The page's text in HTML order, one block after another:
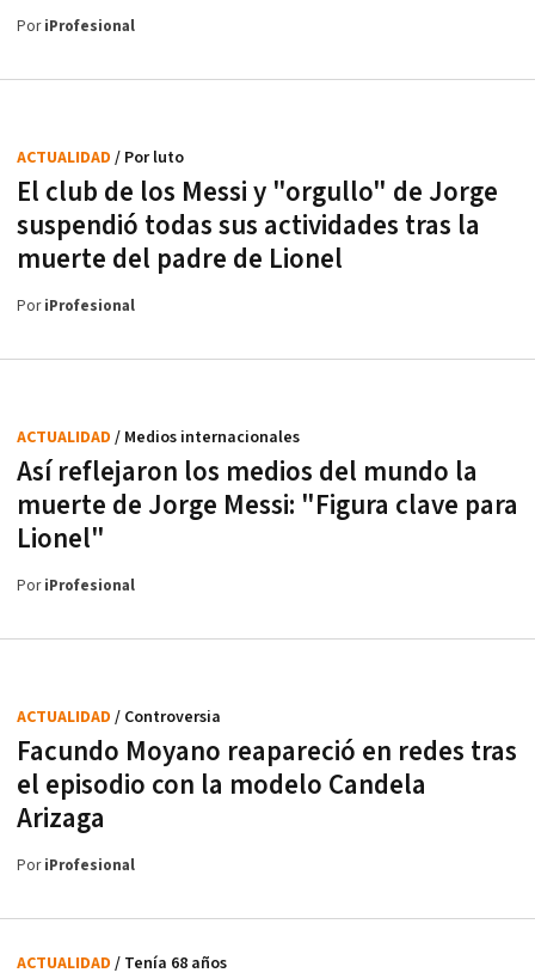
PoriProfesional
El club de los Messi y "orgullo" de Jorge
suspendió todas sus actividades tras la
muerte del padre de Lionel
ACTUALIDAD / Por luto
PoriProfesional
Así reflejaron los medios del mundo la
muerte de Jorge Messi: "Figura clave para
Lionel"
ACTUALIDAD / Medios internacionales
PoriProfesional
Facundo Moyano reapareció en redes tras
el episodio con la modelo Candela
Arizaga
ACTUALIDAD / Controversia
PoriProfesional
ACTUALIDAD / Tenía 68 años